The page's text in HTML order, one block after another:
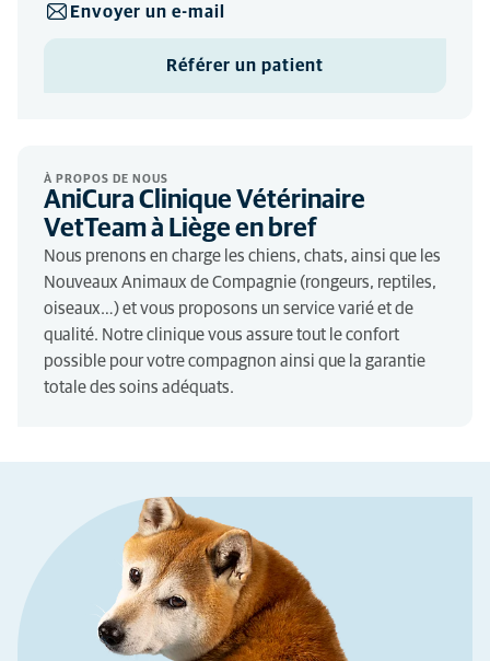
Envoyer un e-mail
Référer un patient
À PROPOS DE NOUS
AniCura Clinique Vétérinaire
VetTeam à Liège en bref
Nous prenons en charge les chiens, chats, ainsi que les
Nouveaux Animaux de Compagnie (rongeurs, reptiles,
oiseaux…) et vous proposons un service varié et de
qualité. Notre clinique vous assure tout le confort
possible pour votre compagnon ainsi que la garantie
totale des soins adéquats.